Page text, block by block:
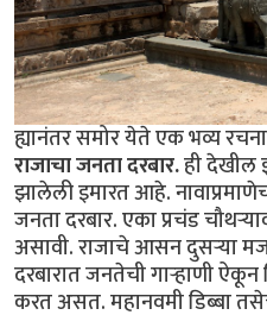
ह्यानंतर समोर येते एक भव्य
राजाचा जनता दरबार.ही देखील
झालेली इमारत आहे.
जनता दरबार. एका प्रचंड
असावी. राजाचे आसन दुसर्‍या
दरबारात जनतेची गार्‍हाणी
करत असत. महानवमी डिब्बा